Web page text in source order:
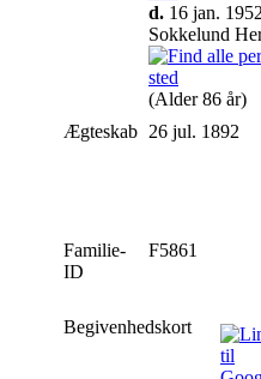
d. 16 jan.
Sokkelund
(Alder 86 år)
Ægteskab 26 jul. 1892
Familie-
ID
F5861
Begivenhedskort